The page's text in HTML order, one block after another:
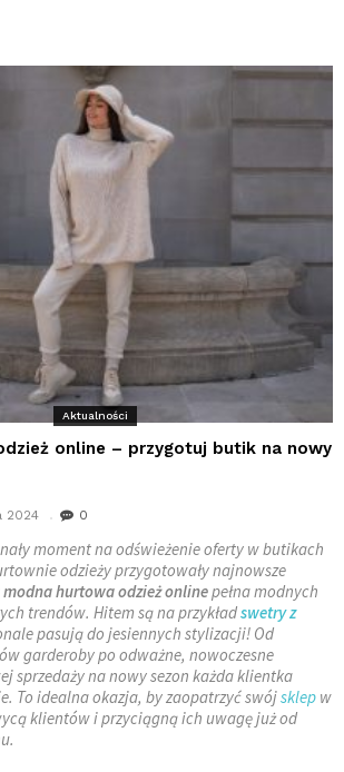
Aktualności
online – przygotuj butik na nowy
2024 0
moment na odświeżenie oferty w butikach
odzieży przygotowały najnowsze
modna hurtowa odzież onlinepełna modnych
trendów. Hitem są na przykładswetry z
pasują do jesiennych stylizacji! Od
garderoby po odważne, nowoczesne
sprzedaży na nowy sezon każda klientka
To idealna okazja, by zaopatrzyć swójsklep w
klientów i przyciągną ich uwagę już od